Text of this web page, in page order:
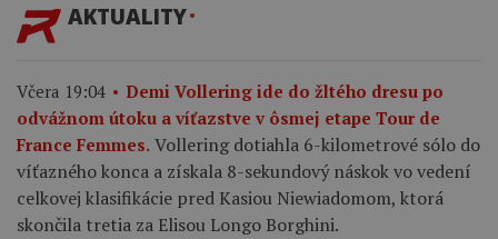
AKTUALITY
Včera 19:04
Demi Vollering ide do žltého dresu po
odvážnom útoku a víťazstve v ôsmej etape Tour de
France Femmes. Vollering dotiahla 6-kilometrové sólo do
víťazného konca a získala 8-sekundový náskok vo vedení
celkovej klasifikácie pred Kasiou Niewiadomom, ktorá
skončila tretia za Elisou Longo Borghini.